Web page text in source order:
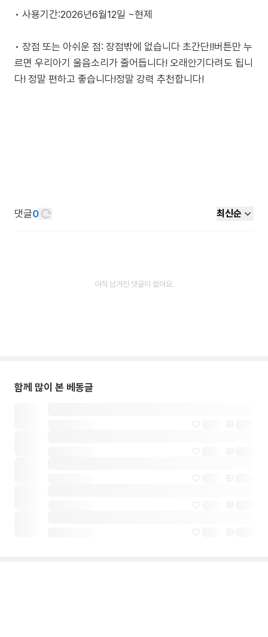
• 사용기간:2026년6월12일 ~현제
• 장점 또는 아쉬운 점: 장점밖에 없습니다 초간단!!버튼만 누
르면 우리아기 울음소리가 줄어듭니다! 오래안기다려도 됩니
다! 정말 편하고 좋습니다!정말 강력 추천합니다!
댓글0 최신순
아직 남겨진 댓글이 없어요.
함께 많이 본 베동글